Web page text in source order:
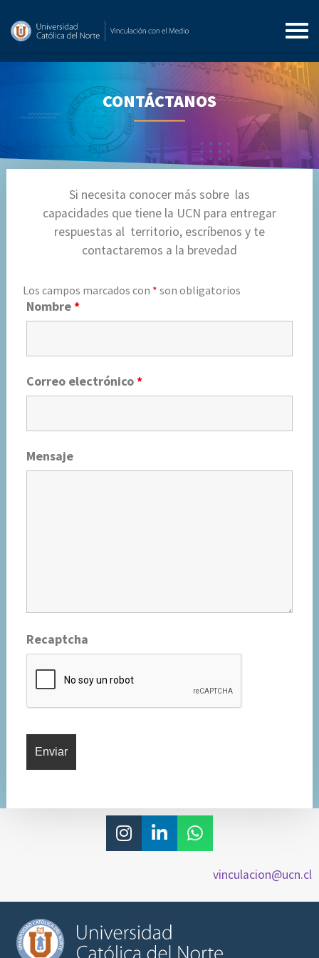
CONTÁCTANOS
Si necesita conocer más sobre las
capacidades que tiene la UCN para entregar
respuestas al territorio, escríbenos y te
contactaremos a la brevedad
Los campos marcados con * son obligatorios
Nombre*
Correo electrónico*
Mensaje
Recaptcha
vinculacion@ucn.cl